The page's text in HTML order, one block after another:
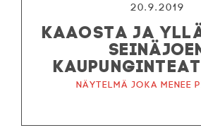
20.9.2019
KAAOSTA JA
Näytelmä joka menee